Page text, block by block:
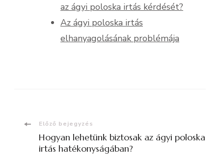
az ágyi poloska irtás kérdését?
Az ágyi poloska irtás
elhanyagolásának problémája
Bejegyzések
navigációja
Előző bejegyzés
Hogyan lehetünk biztosak az ágyi poloska
irtás hatékonyságában?